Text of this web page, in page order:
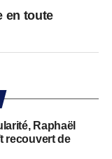
en toute
Raphaël
recouvert de